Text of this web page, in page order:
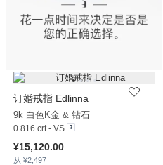
订婚戒指 Edlinna
9k 白色K金 & 钻石
0.816 crt - VS
¥15,120.00
从 ¥2,497